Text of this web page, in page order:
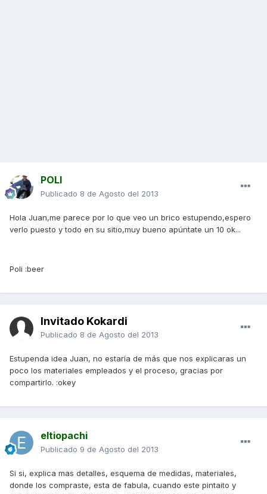
POLI
Publicado 8 de Agosto del 2013
Hola Juan,me parece por lo que veo un brico estupendo,espero
verlo puesto y todo en su sitio,muy bueno apúntate un 10 ok...
Poli :beer
Invitado Kokardi
Publicado 8 de Agosto del 2013
Estupenda idea Juan, no estaría de más que nos explicaras un
poco los materiales empleados y el proceso, gracias por
compartirlo. :okey
eltiopachi
Publicado 9 de Agosto del 2013
Si si, explica mas detalles, esquema de medidas, materiales,
donde los compraste, esta de fabula, cuando este pintaito y